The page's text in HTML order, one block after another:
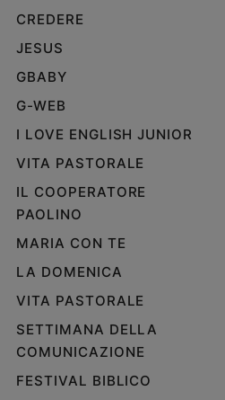
CREDERE
JESUS
GBABY
G-WEB
I LOVE ENGLISH JUNIOR
VITA PASTORALE
IL COOPERATORE
PAOLINO
MARIA CON TE
LA DOMENICA
VITA PASTORALE
SETTIMANA DELLA
COMUNICAZIONE
FESTIVAL BIBLICO